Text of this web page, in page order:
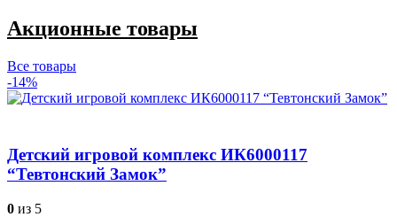
Акционные товары
Все товары
-14%
Детский игровой комплекс ИК6000117
“Тевтонский Замок”
0 из 5